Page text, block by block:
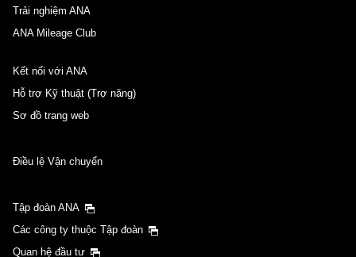
Trải nghiệm ANA
ANA Mileage Club
Kết nối với ANA
Hỗ trợ Kỹ thuật (Trợ năng)
Sơ đồ trang web
Điều lệ Vận chuyển
Tập đoàn ANA
Các công ty thuộc Tập đoàn
Quan hệ đầu tư